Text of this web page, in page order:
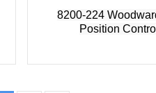
8200-224
Position